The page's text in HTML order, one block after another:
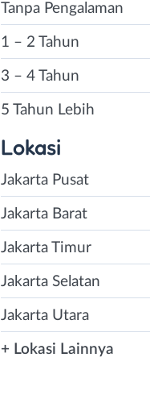
Tanpa Pengalaman
1 – 2 Tahun
3 – 4 Tahun
5 Tahun Lebih
Lokasi
Jakarta Pusat
Jakarta Barat
Jakarta Timur
Jakarta Selatan
Jakarta Utara
+ Lokasi Lainnya